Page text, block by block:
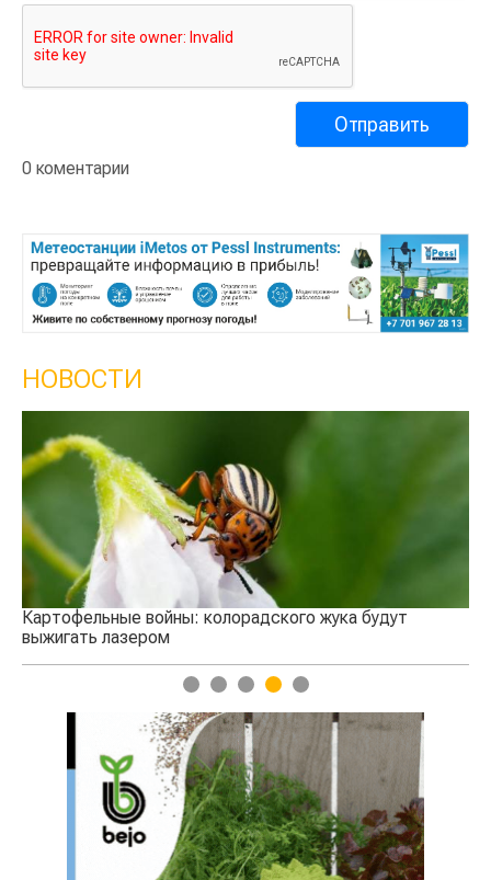
0 коментарии
НОВОСТИ
Картофельные войны: колорадского жука будут
выжигать лазером
1 2 3 4 5